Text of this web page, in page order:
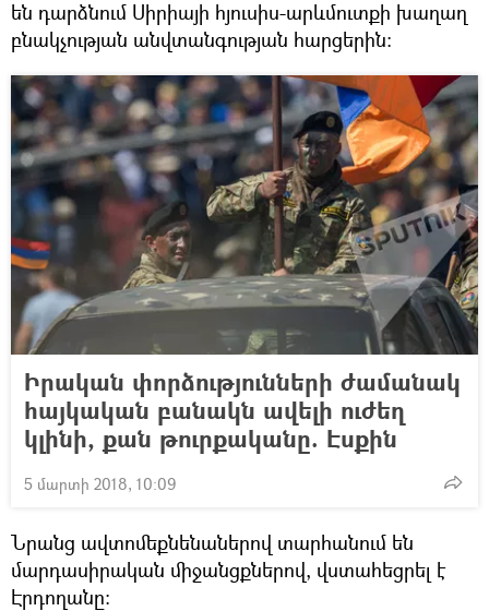
են դարձնում Սիրիայի հյուսիս-արևմուտքի խաղաղ
բնակչության անվտանգության հարցերին։
Իրական փորձությունների ժամանակ
հայկական բանակն ավելի ուժեղ
կլինի, քան թուրքականը. Էսքին
5 մարտի 2018, 10:09
Նրանց ավտոմեքնենաներով տարհանում են
մարդասիրական միջանցքներով, վստահեցրել է
Էրդողանը։